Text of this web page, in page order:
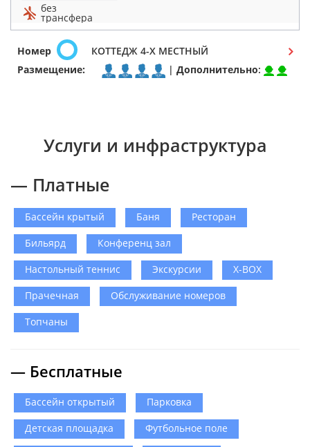
без
трансфера
Номер
КОТТЕДЖ 4-Х МЕСТНЫЙ
Размещение:
| Дополнительно:
Услуги и инфраструктура
— Платные
Бассейн крытый Баня
Ресторан
Бильярд
Конференц зал
Настольный теннис
Экскурсии
X-BOX
Прачечная
Обслуживание номеров
Топчаны
— Бесплатные
Бассейн открытый
Парковка
Детская площадка
Футбольное поле